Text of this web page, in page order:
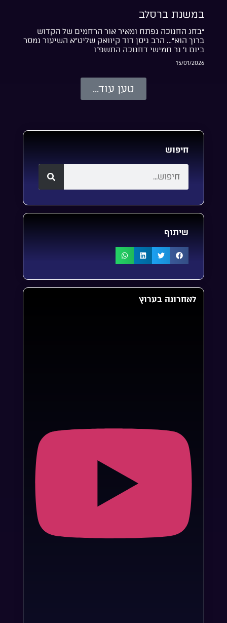
במשנת ברסלב
“בחג החנוכה נפתח ומאיר אור הרחמים של הקדוש
ברוך הוא”… הרב ניסן דוד קיוואק שליט”א השיעור נמסר
ביום ו’ נר חמישי דחנוכה התשפ”ו
15/01/2026
טען עוד...
חיפוש
שיתוף
לאחרונה בערוץ